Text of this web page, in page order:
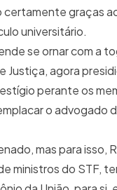
graças
universitário.
se ornar com a
agora
perante os
o advogado
mas para isso,
do STF,